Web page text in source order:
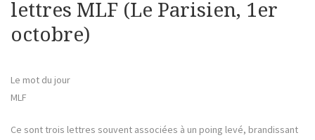
lettres MLF (Le Parisien, 1er
octobre)
Le mot du jour
MLF
Ce sont trois lettres souvent associées à un poing levé, brandissant